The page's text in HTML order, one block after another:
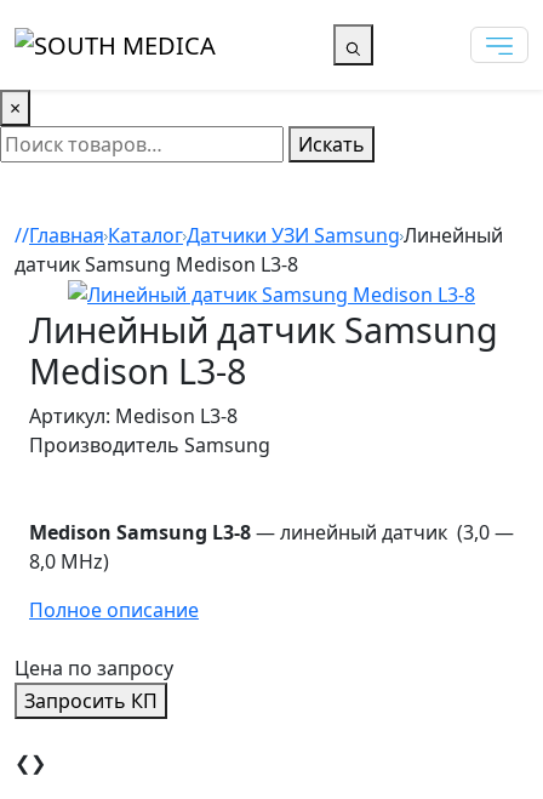
×
Искать
Главная КаталогДатчики УЗИ SamsungЛинейный
датчик Samsung Medison L3-8
Линейный датчик Samsung
Medison L3-8
Артикул: Medison L3-8
Производитель Samsung
Medison Samsung L3-8— линейный датчик (3,0 —
8,0 MHz)
Полное описание
Цена по запросу
Запросить КП
❮❯